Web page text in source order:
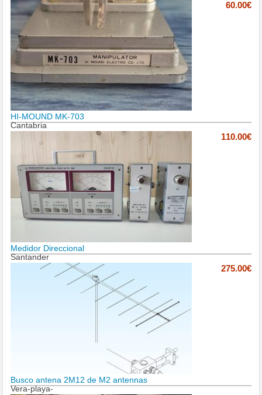
60.00€
HI-MOUND MK-703
Cantabria
110.00€
Medidor Direccional
Santander
275.00€
Busco antena 2M12 de M2 antennas
Vera-playa-